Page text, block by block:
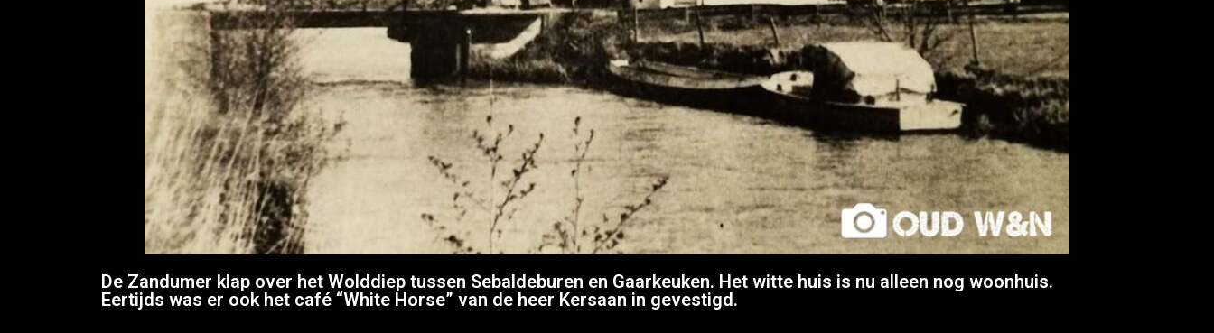
De Zandumer klap over het Wolddiep tussen Sebaldeburen en Gaarkeuken. Het witte huis is nu alleen nog woonhuis.
Eertijds was er ook het café “White Horse” van de heer Kersaan in gevestigd.